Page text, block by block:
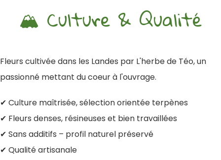
🏔️ Culture & Qualité
Fleurs cultivée dans les Landes par L'herbe de Téo, un
passionné mettant du coeur à l'ouvrage.
✔ Culture maîtrisée, sélection orientée terpènes
✔ Fleurs denses, résineuses et bien travaillées
✔ Sans additifs – profil naturel préservé
✔ Qualité artisanale